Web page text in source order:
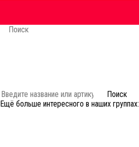
Поиск
Ещё больше интересного в наших группах: